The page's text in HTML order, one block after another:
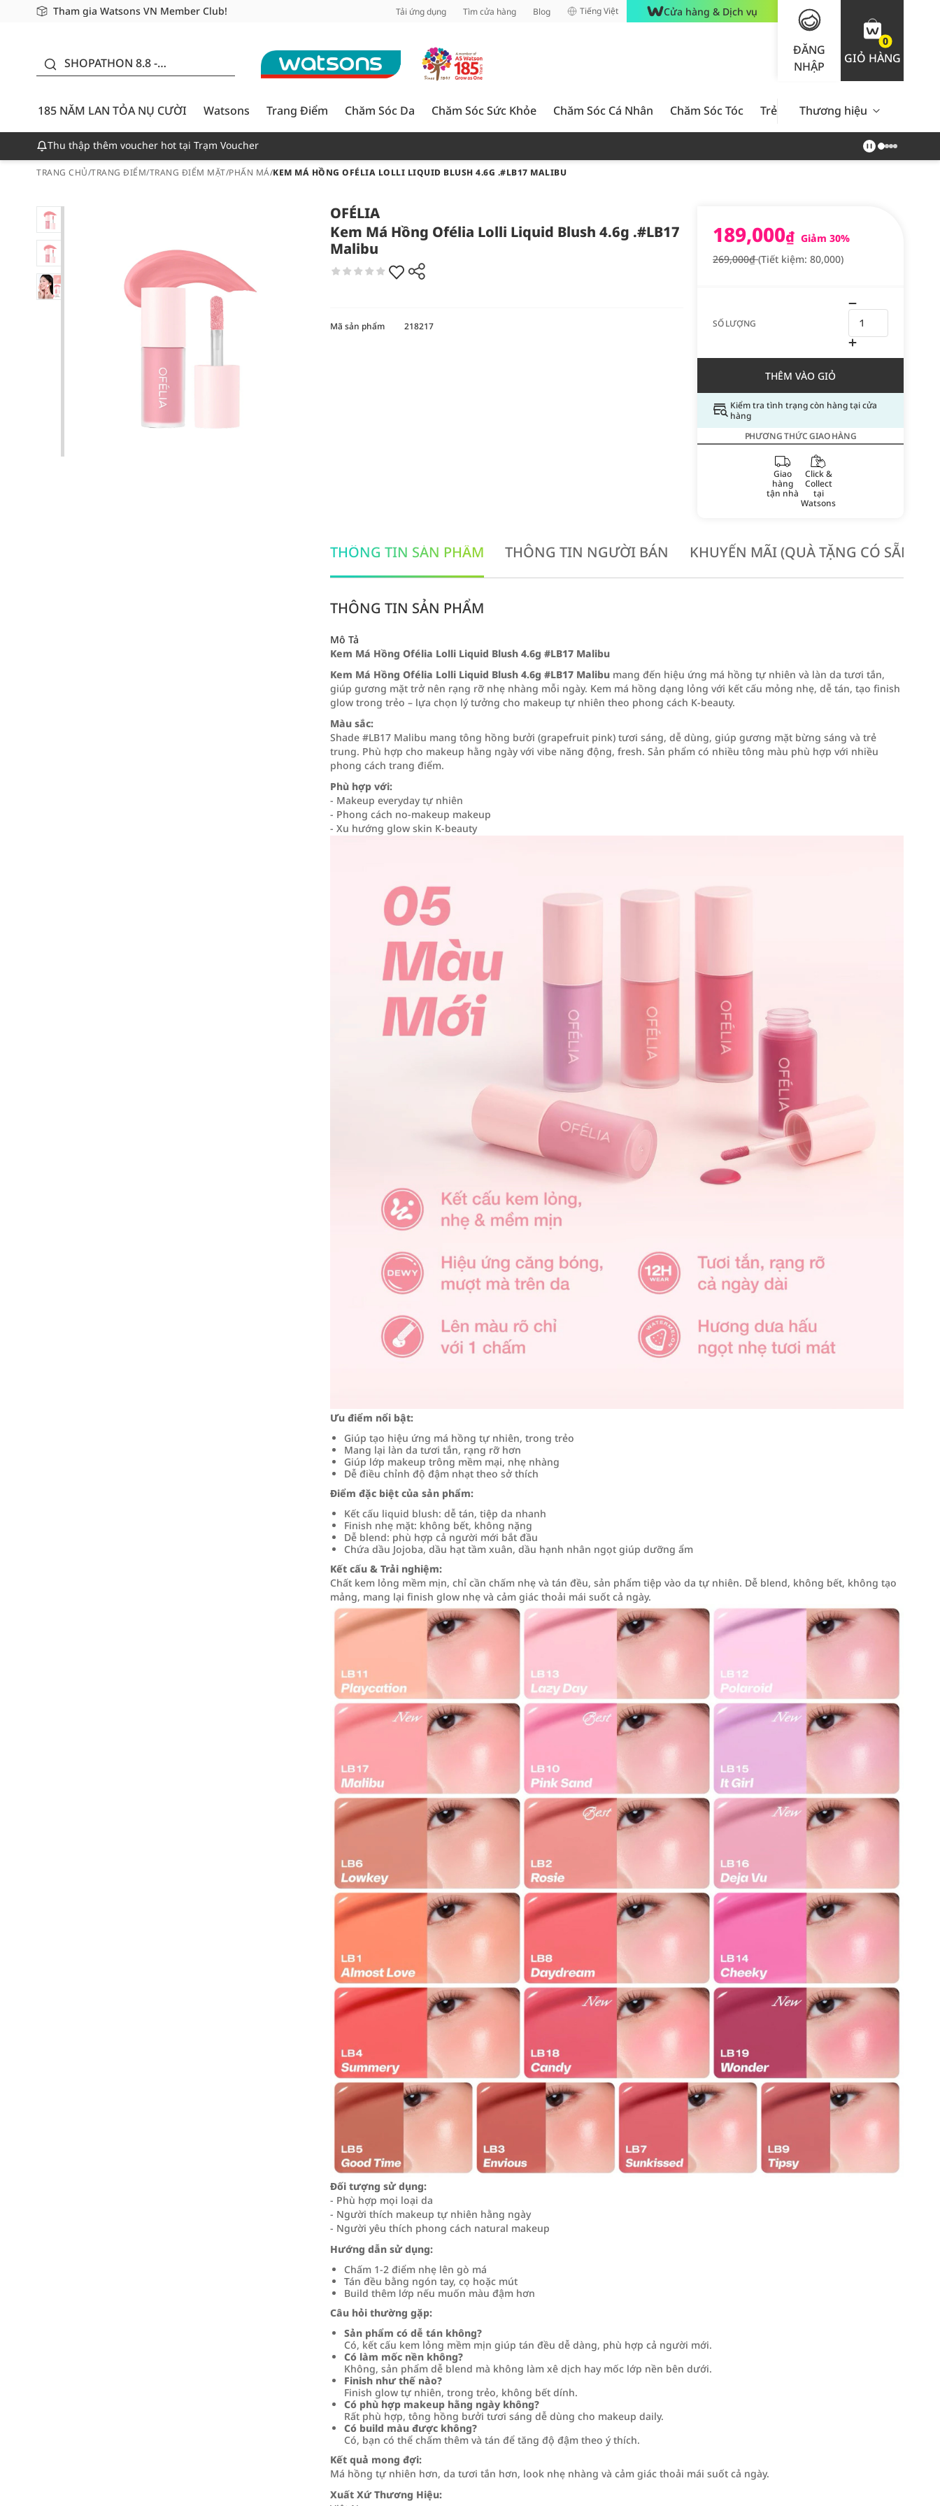
Tham gia Watsons VN Member Club!
Miễn phí giao hàng cho đơn hàng từ 249,000Đ
Giao hàng nhanh 24h - Áp dụng khu vực TP. Hồ Chí Minh Tải ứng dụng Tìm cửa hàng Blog Tiếng Việt Cửa hàng & Dịch vụ
ĐĂNG
NHẬP
0
GIỎ HÀNG
SHOPATHON 8.8 -
CƯỜI - GIẢM ĐẾN
50%
185 NĂM LAN TỎA NỤ CƯỜI
Watsons Trang Điểm Chăm Sóc Da Chăm Sóc Sức Khỏe Chăm Sóc Cá Nhân Chăm Sóc Tóc Trẻ Em Nam Giới Chăm Sóc
Thương hiệu
Thu thập thêm voucher hot tại Trạm Voucher
TRANG CHỦ/TRANG ĐIỂM/TRANG ĐIỂM MẶT/PHẤN MÁ/KEM MÁ HỒNG OFÉLIA LOLLI LIQUID BLUSH 4.6G .#LB17 MALIBU
OFÉLIA
Kem Má Hồng Ofélia Lolli Liquid Blush 4.6g .#LB17
Malibu
189,000₫ Giảm 30%
269,000₫(Tiết kiệm: 80,000)
SỐ LƯỢNG
THÊM VÀO GIỎ
Kiểm tra tình trạng còn hàng tại cửa
hàng
PHƯƠNG THỨC GIAO HÀNG
Giao
hàng
tận nhà
Click &
Collect
tại
Watsons
Mã sản phẩm 218217
THÔNG TIN SẢN PHẨM THÔNG TIN NGƯỜI BÁN KHUYẾN MÃI (QUÀ TẶNG CÓ SẴN
THÔNG TIN SẢN PHẨM
Mô Tả
Kem Má Hồng Ofélia Lolli Liquid Blush 4.6g #LB17 Malibu
Kem Má Hồng Ofélia Lolli Liquid Blush 4.6g #LB17 Malibu mang đến hiệu ứng má hồng tự nhiên và làn da tươi tắn,
giúp gương mặt trở nên rạng rỡ nhẹ nhàng mỗi ngày. Kem má hồng dạng lỏng với kết cấu mỏng nhẹ, dễ tán, tạo finish
glow trong trẻo – lựa chọn lý tưởng cho makeup tự nhiên theo phong cách K-beauty.
Màu sắc:
Shade #LB17 Malibu mang tông hồng bưởi (grapefruit pink) tươi sáng, dễ dùng, giúp gương mặt bừng sáng và trẻ
trung. Phù hợp cho makeup hằng ngày với vibe năng động, fresh. Sản phẩm có nhiều tông màu phù hợp với nhiều
phong cách trang điểm.
Phù hợp với:
- Makeup everyday tự nhiên
- Phong cách no-makeup makeup
- Xu hướng glow skin K-beauty
Ưu điểm nổi bật:
Giúp tạo hiệu ứng má hồng tự nhiên, trong trẻo
Mang lại làn da tươi tắn, rạng rỡ hơn
Giúp lớp makeup trông mềm mại, nhẹ nhàng
Dễ điều chỉnh độ đậm nhạt theo sở thích
Điểm đặc biệt của sản phẩm:
Kết cấu liquid blush: dễ tán, tiệp da nhanh
Finish nhẹ mặt: không bết, không nặng
Dễ blend: phù hợp cả người mới bắt đầu
Chứa dầu Jojoba, dầu hạt tầm xuân, dầu hạnh nhân ngọt giúp dưỡng ẩm
Kết cấu & Trải nghiệm:
Chất kem lỏng mềm mịn, chỉ cần chấm nhẹ và tán đều, sản phẩm tiệp vào da tự nhiên. Dễ blend, không bết, không tạo
mảng, mang lại finish glow nhẹ và cảm giác thoải mái suốt cả ngày.
Đối tượng sử dụng:
- Phù hợp mọi loại da
- Người thích makeup tự nhiên hằng ngày
- Người yêu thích phong cách natural makeup
Hướng dẫn sử dụng:
Chấm 1-2 điểm nhẹ lên gò má
Tán đều bằng ngón tay, cọ hoặc mút
Build thêm lớp nếu muốn màu đậm hơn
Câu hỏi thường gặp:
Sản phẩm có dễ tán không?
Có, kết cấu kem lỏng mềm mịn giúp tán đều dễ dàng, phù hợp cả người mới.
Có làm mốc nền không?
Không, sản phẩm dễ blend mà không làm xê dịch hay mốc lớp nền bên dưới.
Finish như thế nào?
Finish glow tự nhiên, trong trẻo, không bết dính.
Có phù hợp makeup hằng ngày không?
Rất phù hợp, tông hồng bưởi tươi sáng dễ dùng cho makeup daily.
Có build màu được không?
Có, bạn có thể chấm thêm và tán để tăng độ đậm theo ý thích.
Kết quả mong đợi:
Má hồng tự nhiên hơn, da tươi tắn hơn, look nhẹ nhàng và cảm giác thoải mái suốt cả ngày.
Xuất Xứ Thương Hiệu: